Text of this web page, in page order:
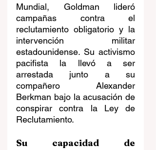
Mundial, Goldman lideró
campañas contra el
reclutamiento obligatorio y la
intervención militar
estadounidense. Su activismo
pacifista la llevó a ser
arrestada junto a su
compañero Alexander
Berkman bajo la acusación de
conspirar contra la Ley de
Reclutamiento.
Su capacidad de